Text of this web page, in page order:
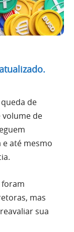
de
volume de
até mesmo
foram
mas
sua